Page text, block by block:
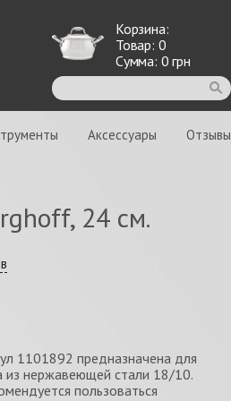
Корзина:
Товар: 0
Сумма: 0 грн
Аксессуары Отзывы
24 см.
1101892 предназначена для
из нержавеющей стали 18/10.
пользоваться